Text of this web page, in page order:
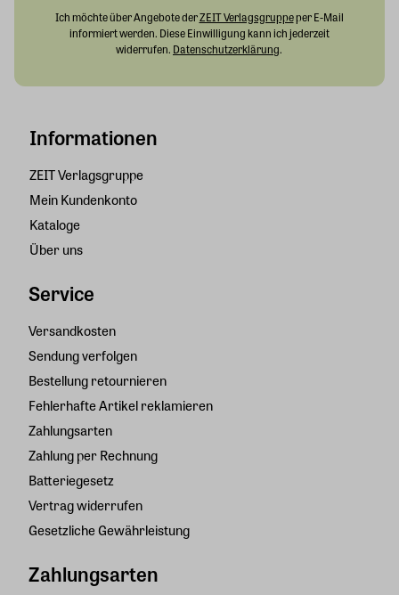
Informationen
ZEIT Verlagsgruppe
Mein Kundenkonto
Kataloge
Über uns
Service
Versandkosten
Sendung verfolgen
Bestellung retournieren
Fehlerhafte Artikel reklamieren
Zahlungsarten
Zahlung per Rechnung
Batteriegesetz
Vertrag widerrufen
Gesetzliche Gewährleistung
Zahlungsarten
Ich möchte über Angebote derZEIT Verlagsgruppeper E-Mail
informiert werden. Diese Einwilligung kann ich jederzeit
widerrufen. Datenschutzerklärung.